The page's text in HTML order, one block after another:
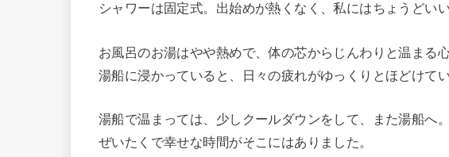
シャワーは固定式。出始めが熱くなく、私にはちょうどい
お風呂のお湯はやや熱めで、体の芯からじんわりと温まる心
湯船に浸かっていると、日々の疲れがゆっくりとほどけてい
湯船で温まっては、少しクールダウンをして、また湯船へ。
ぜいたくで幸せな時間がそこにはありました。